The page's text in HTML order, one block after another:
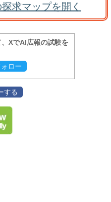
求マップを開く
XでAI広報の試験を
ロー
する